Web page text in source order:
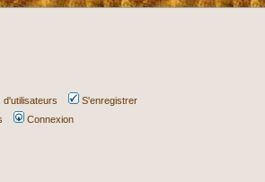
d'utilisateurs
S'enregistrer
Connexion